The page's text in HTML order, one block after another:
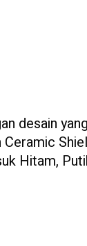
desain
Ceramic
Hitam,